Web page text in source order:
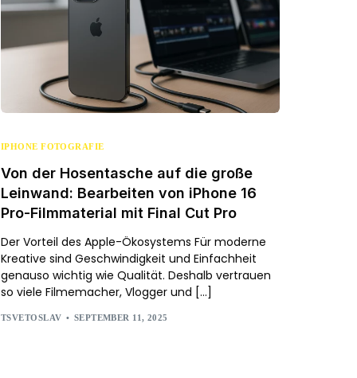
IPHONE FOTOGRAFIE
Von der Hosentasche auf die große
Leinwand: Bearbeiten von iPhone 16
Pro-Filmmaterial mit Final Cut Pro
Der Vorteil des Apple-Ökosystems Für moderne
Kreative sind Geschwindigkeit und Einfachheit
genauso wichtig wie Qualität. Deshalb vertrauen
so viele Filmemacher, Vlogger und […]
TSVETOSLAV SEPTEMBER 11, 2025